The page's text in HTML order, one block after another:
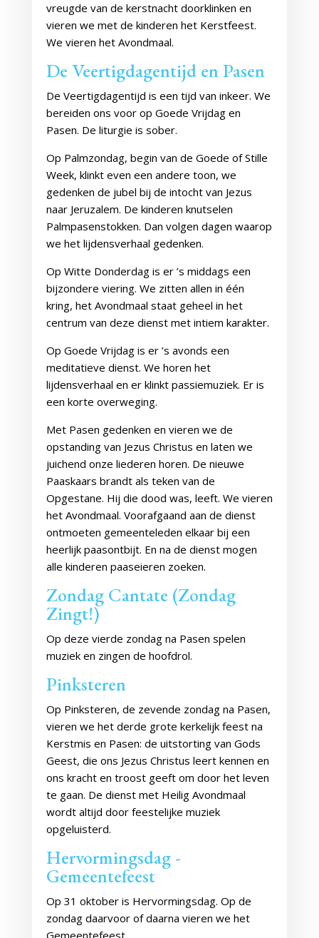
vreugde van de kerstnacht doorklinken en
vieren we met de kinderen het Kerstfeest.
We vieren het Avondmaal.
De Veertigdagentijd en Pasen
De Veertigdagentijd is een tijd van inkeer. We
bereiden ons voor op Goede Vrijdag en
Pasen. De liturgie is sober.
Op Palmzondag, begin van de Goede of Stille
Week, klinkt even een andere toon, we
gedenken de jubel bij de intocht van Jezus
naar Jeruzalem. De kinderen knutselen
Palmpasenstokken. Dan volgen dagen waarop
we het lijdensverhaal gedenken.
Op Witte Donderdag is er ’s middags een
bijzondere viering. We zitten allen in één
kring, het Avondmaal staat geheel in het
centrum van deze dienst met intiem karakter.
Op Goede Vrijdag is er ’s avonds een
meditatieve dienst. We horen het
lijdensverhaal en er klinkt passiemuziek. Er is
een korte overweging.
Met Pasen gedenken en vieren we de
opstanding van Jezus Christus en laten we
juichend onze liederen horen. De nieuwe
Paaskaars brandt als teken van de
Opgestane. Hij die dood was, leeft. We vieren
het Avondmaal. Voorafgaand aan de dienst
ontmoeten gemeenteleden elkaar bij een
heerlijk paasontbijt. En na de dienst mogen
alle kinderen paaseieren zoeken.
Zondag Cantate (Zondag
Zingt!)
Op deze vierde zondag na Pasen spelen
muziek en zingen de hoofdrol.
Pinksteren
Op Pinksteren, de zevende zondag na Pasen,
vieren we het derde grote kerkelijk feest na
Kerstmis en Pasen: de uitstorting van Gods
Geest, die ons Jezus Christus leert kennen en
ons kracht en troost geeft om door het leven
te gaan. De dienst met Heilig Avondmaal
wordt altijd door feestelijke muziek
opgeluisterd.
Hervormingsdag -
Gemeentefeest
Op 31 oktober is Hervormingsdag. Op de
zondag daarvoor of daarna vieren we het